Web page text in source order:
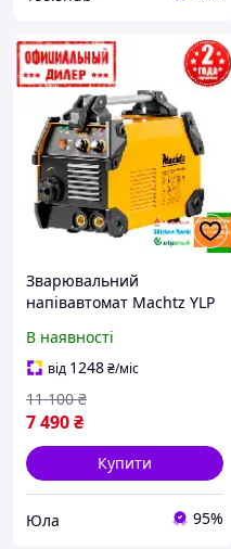
Зварювальний
напівавтомат Machtz YLP
MIG/MAG/MMA (7.8 кВт,
315 А)
В наявності
від 1248₴/міс
7 490₴
11 100 ₴
Купити
Юла 95%